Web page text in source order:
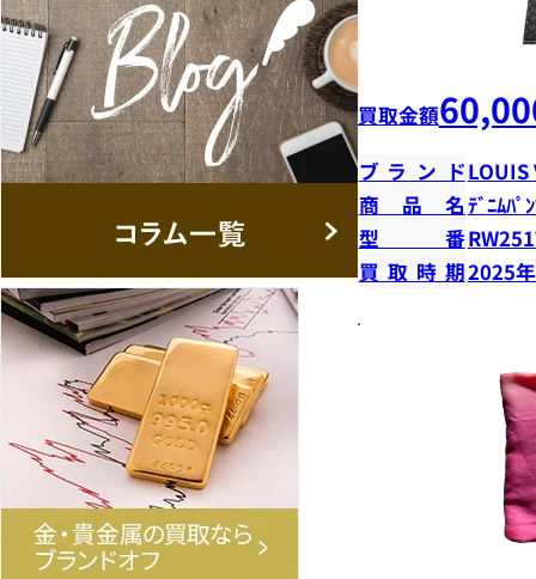
買取金額
ブランドLOUIS
商品名ﾃﾞﾆﾑﾊﾟ
型番
買取時期2025